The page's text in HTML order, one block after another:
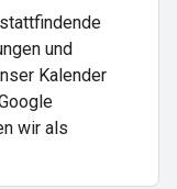
und
Kalender
wir als